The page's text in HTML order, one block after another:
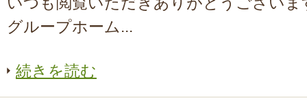
グループホーム...
続きを読む